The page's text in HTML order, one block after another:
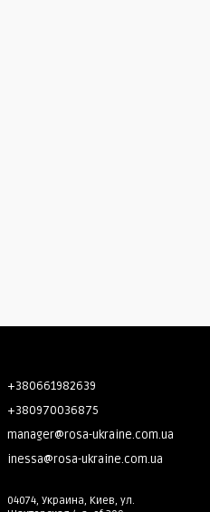
+380661982639
+380970036875
manager@rosa-ukraine.com.ua
inessa@rosa-ukraine.com.ua
04074, Украина, Киев, ул.